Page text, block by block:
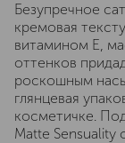
Безупречное
кремовая
витамином Е,
оттенков
роскошным
глянцевая
косметичке.
Matte Sensuality